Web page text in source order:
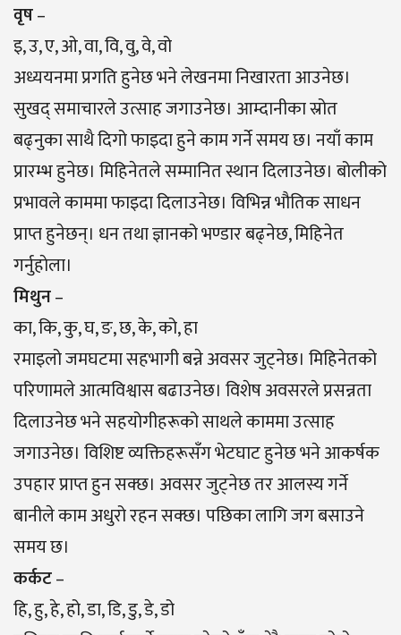
वृष–
इ, उ, ए, ओ, वा, वि, वु, वे, वो
अध्ययनमा प्रगति हुनेछ भने लेखनमा निखारता आउनेछ।
सुखद् समाचारले उत्साह जगाउनेछ। आम्दानीका स्रोत
बढ्नुका साथै दिगो फाइदा हुने काम गर्ने समय छ। नयाँ काम
प्रारम्भ हुनेछ। मिहिनेतले सम्मानित स्थान दिलाउनेछ। बोलीको
प्रभावले काममा फाइदा दिलाउनेछ। विभिन्न भौतिक साधन
प्राप्त हुनेछन्। धन तथा ज्ञानको भण्डार बढ्नेछ, मिहिनेत
गर्नुहाेला।
मिथुन–
का, कि, कु, घ, ङ, छ, के, को, हा
रमाइलो जमघटमा सहभागी बन्ने अवसर जुट्नेछ। मिहिनेतको
परिणामले आत्मविश्वास बढाउनेछ। विशेष अवसरले प्रसन्नता
दिलाउनेछ भने सहयोगीहरूको साथले काममा उत्साह
जगाउनेछ। विशिष्ट व्यक्तिहरूसँग भेटघाट हुनेछ भने आकर्षक
उपहार प्राप्त हुन सक्छ। अवसर जुट्नेछ तर आलस्य गर्ने
बानीले काम अधुरो रहन सक्छ। पछिका लागि जग बसाउने
समय छ।
कर्कट–
हि, हु, हे, हो, डा, डि, डु, डे, डो